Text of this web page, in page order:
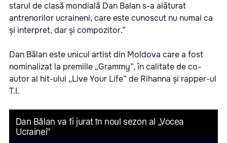
starul de clasă mondială Dan Balan s-a alăturat
antrenorilor ucraineni, care este cunoscut nu numai ca
și interpret, dar și compozitor.”
Dan Bălan este unicul artist din Moldova care a fost
nominalizat la premiile „Grammy”, în calitate de co-
autor al hit-ului „Live Your Life” de Rihanna și rapper-ul
T.I.